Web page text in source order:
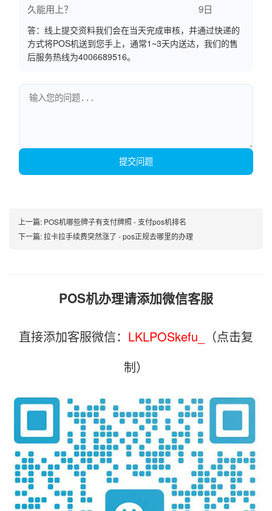
久能用上？
9日
答：线上提交资料我们会在当天完成审核，并通过快递的
方式将POS机送到您手上，通常1~3天内送达，我们的售
后服务热线为4006689516。
提交问题
上一篇: POS机哪些牌子有支付牌照 - 支付pos机排名
下一篇:拉卡拉手续费突然涨了 - pos正规去哪里的办理
POS机办理请添加微信客服
直接添加客服微信： LKLPOSkefu_
（点击复
制）